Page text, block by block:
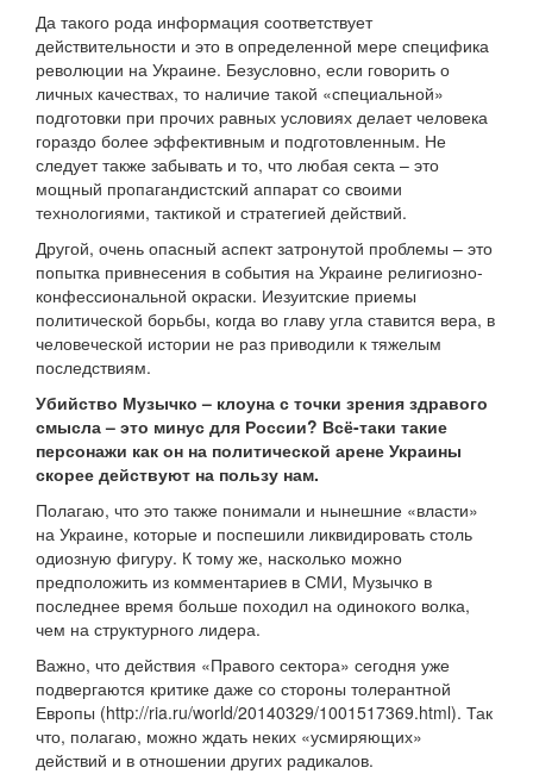
Да такого рода информация соответствует
действительности и это в определенной мере специфика
революции на Украине. Безусловно, если говорить о
личных качествах, то наличие такой «специальной»
подготовки при прочих равных условиях делает человека
гораздо более эффективным и подготовленным. Не
следует также забывать и то, что любая секта – это
мощный пропагандистский аппарат со своими
технологиями, тактикой и стратегией действий.
Другой, очень опасный аспект затронутой проблемы – это
попытка привнесения в события на Украине религиозно-
конфессиональной окраски. Иезуитские приемы
политической борьбы, когда во главу угла ставится вера, в
человеческой истории не раз приводили к тяжелым
последствиям.
Убийство Музычко – клоуна с точки зрения здравого
смысла – это минус для России? Всё-таки такие
персонажи как он на политической арене Украины
скорее действуют на пользу нам.
Полагаю, что это также понимали и нынешние «власти»
на Украине, которые и поспешили ликвидировать столь
одиозную фигуру. К тому же, насколько можно
предположить из комментариев в СМИ, Музычко в
последнее время больше походил на одинокого волка,
чем на структурного лидера.
Важно, что действия «Правого сектора» сегодня уже
подвергаются критике даже со стороны толерантной
Европы (http://ria.ru/world/20140329/1001517369.html). Так
что, полагаю, можно ждать неких «усмиряющих»
действий и в отношении других радикалов.